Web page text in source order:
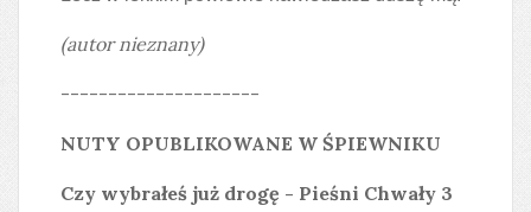
(autor nieznany)
---------------------
NUTY OPUBLIKOWANE W ŚPIEWNIKU
Czy wybrałeś już drogę - Pieśni Chwały 3